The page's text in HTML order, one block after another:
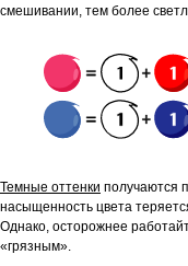
смешивании, тем более
Темные оттенки получаются
насыщенность цвета
Однако, осторожнее
«грязным».